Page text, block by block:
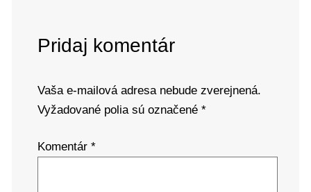
Pridaj komentár
Vaša e-mailová adresa nebude zverejnená.
Vyžadované polia sú označené *
Komentár *